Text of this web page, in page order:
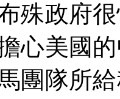
殊政府
心美國
團隊所